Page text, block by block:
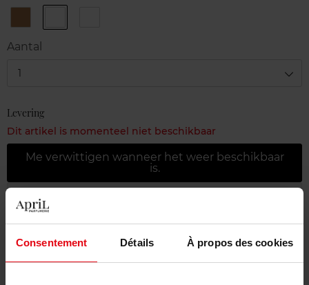
Consentement Détails À propos des cookies
NaturalGolden
Aantal
1
Levering
Dit artikel is momenteel niet beschikbaar
Me verwittigen wanneer het weer beschikbaar
is.
Gratis levering bij aankoop van min. 55€